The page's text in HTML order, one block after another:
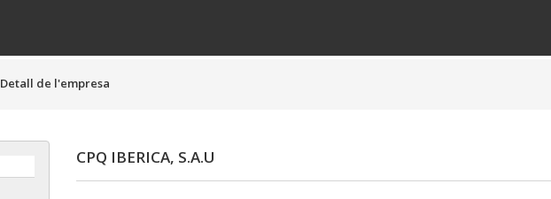
Detall de l'empresa
CPQ IBERICA, S.A.U